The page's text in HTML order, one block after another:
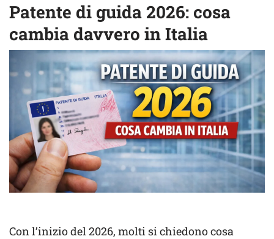
Patente di guida 2026: cosa
cambia davvero in Italia
Con l’inizio del 2026, molti si chiedono cosa